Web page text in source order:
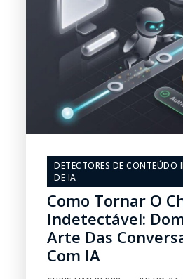
DETECTORES DE CONTEÚDO
DE IA
Como Tornar O
Indetectável:
Arte Das
Com IA